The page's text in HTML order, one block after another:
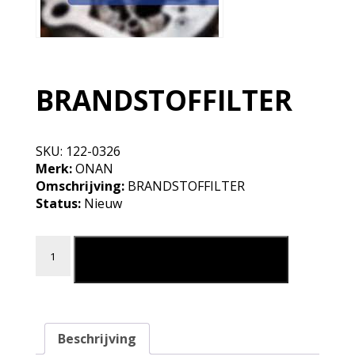
BRANDSTOFFILTER
SKU: 122-0326
Merk:ONAN
Omschrijving:BRANDSTOFFILTER
Status:Nieuw
Beschrijving